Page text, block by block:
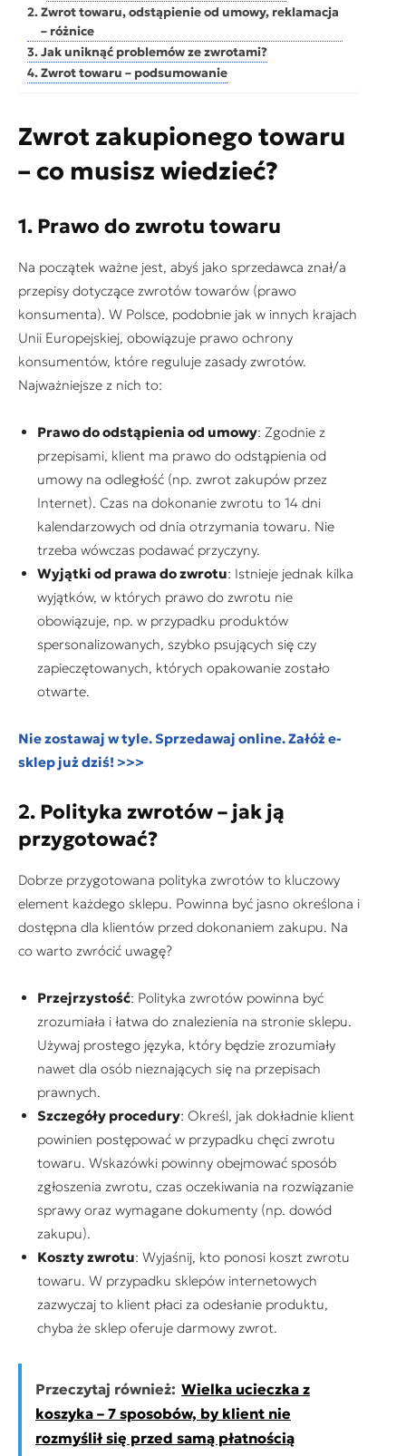
Zwrot towaru, odstąpienie od umowy, reklamacja
– różnice
Jak uniknąć problemów ze zwrotami?
Zwrot towaru – podsumowanie
Zwrot zakupionego towaru
– co musisz wiedzieć?
1. Prawo do zwrotu towaru
Na początek ważne jest, abyś jako sprzedawca znał/a
przepisy dotyczące zwrotów towarów (prawo
konsumenta). W Polsce, podobnie jak w innych krajach
Unii Europejskiej, obowiązuje prawo ochrony
konsumentów, które reguluje zasady zwrotów.
Najważniejsze z nich to:
Prawo do odstąpienia od umowy: Zgodnie z
przepisami, klient ma prawo do odstąpienia od
umowy na odległość (np. zwrot zakupów przez
Internet). Czas na dokonanie zwrotu to 14 dni
kalendarzowych od dnia otrzymania towaru. Nie
trzeba wówczas podawać przyczyny.
Wyjątki od prawa do zwrotu: Istnieje jednak kilka
wyjątków, w których prawo do zwrotu nie
obowiązuje, np. w przypadku produktów
spersonalizowanych, szybko psujących się czy
zapieczętowanych, których opakowanie zostało
otwarte.
Nie zostawaj w tyle. Sprzedawaj online. Załóż e-
sklep już dziś! >>>
2. Polityka zwrotów – jak ją
przygotować?
Dobrze przygotowana polityka zwrotów to kluczowy
element każdego sklepu. Powinna być jasno określona i
dostępna dla klientów przed dokonaniem zakupu. Na
co warto zwrócić uwagę?
Przejrzystość: Polityka zwrotów powinna być
zrozumiała i łatwa do znalezienia na stronie sklepu.
Używaj prostego języka, który będzie zrozumiały
nawet dla osób nieznających się na przepisach
prawnych.
Szczegóły procedury: Określ, jak dokładnie klient
powinien postępować w przypadku chęci zwrotu
towaru. Wskazówki powinny obejmować sposób
zgłoszenia zwrotu, czas oczekiwania na rozwiązanie
sprawy oraz wymagane dokumenty (np. dowód
zakupu).
Koszty zwrotu: Wyjaśnij, kto ponosi koszt zwrotu
towaru. W przypadku sklepów internetowych
zazwyczaj to klient płaci za odesłanie produktu,
chyba że sklep oferuje darmowy zwrot.
Przeczytaj również: Wielka ucieczka z
koszyka – 7 sposobów, by klient nie
rozmyślił się przed samą płatnością